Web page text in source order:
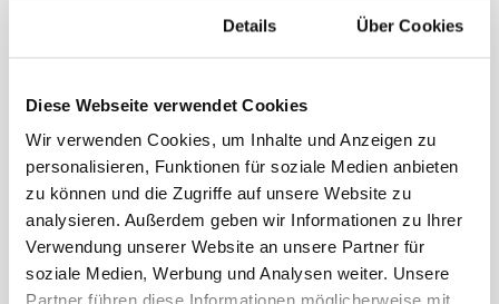
Details Über Cookies
Diese Webseite verwendet Cookies
Wir verwenden Cookies, um Inhalte und Anzeigen zu
personalisieren, Funktionen für soziale Medien anbieten
zu können und die Zugriffe auf unsere Website zu
analysieren. Außerdem geben wir Informationen zu Ihrer
Verwendung unserer Website an unsere Partner für
soziale Medien, Werbung und Analysen weiter. Unsere
Partner führen diese Informationen möglicherweise mit